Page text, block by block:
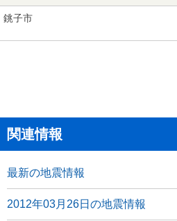
銚子市
関連情報
最新の地震情報
2012年03月26日の地震情報